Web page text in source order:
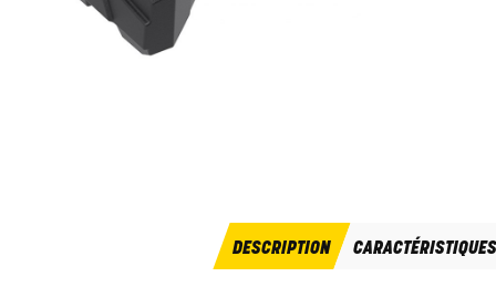
DESCRIPTION CARACTÉRISTIQUES